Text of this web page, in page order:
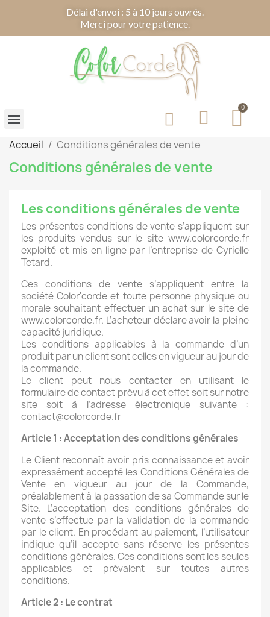
Délai d'envoi : 5 à 10 jours ouvrés.
Merci pour votre patience.
Accueil Conditions générales de vente
Conditions générales de vente
Les conditions générales de vente
Les présentes conditions de vente s’appliquent sur
les produits vendus sur le site www.colorcorde.fr
exploité et mis en ligne par l’entreprise de Cyrielle
Tetard.
Ces conditions de vente s’appliquent entre la
société Color'corde et toute personne physique ou
morale souhaitant effectuer un achat sur le site de
www.colorcorde.fr. L’acheteur déclare avoir la pleine
capacité juridique.
Les conditions applicables à la commande d’un
produit par un client sont celles en vigueur au jour de
la commande.
Le client peut nous contacter en utilisant le
formulaire de contact prévu à cet effet soit sur notre
site soit à l’adresse électronique suivante :
contact@colorcorde.fr
Article 1 : Acceptation des conditions générales
Le Client reconnaît avoir pris connaissance et avoir
expressément accepté les Conditions Générales de
Vente en vigueur au jour de la Commande,
préalablement à la passation de sa Commande sur le
Site. L’acceptation des conditions générales de
vente s’effectue par la validation de la commande
par le client. En procédant au paiement, l’utilisateur
indique qu’il accepte sans réserve les présentes
conditions générales. Ces conditions sont les seules
applicables et prévalent sur toutes autres
conditions.
Article 2 : Le contrat